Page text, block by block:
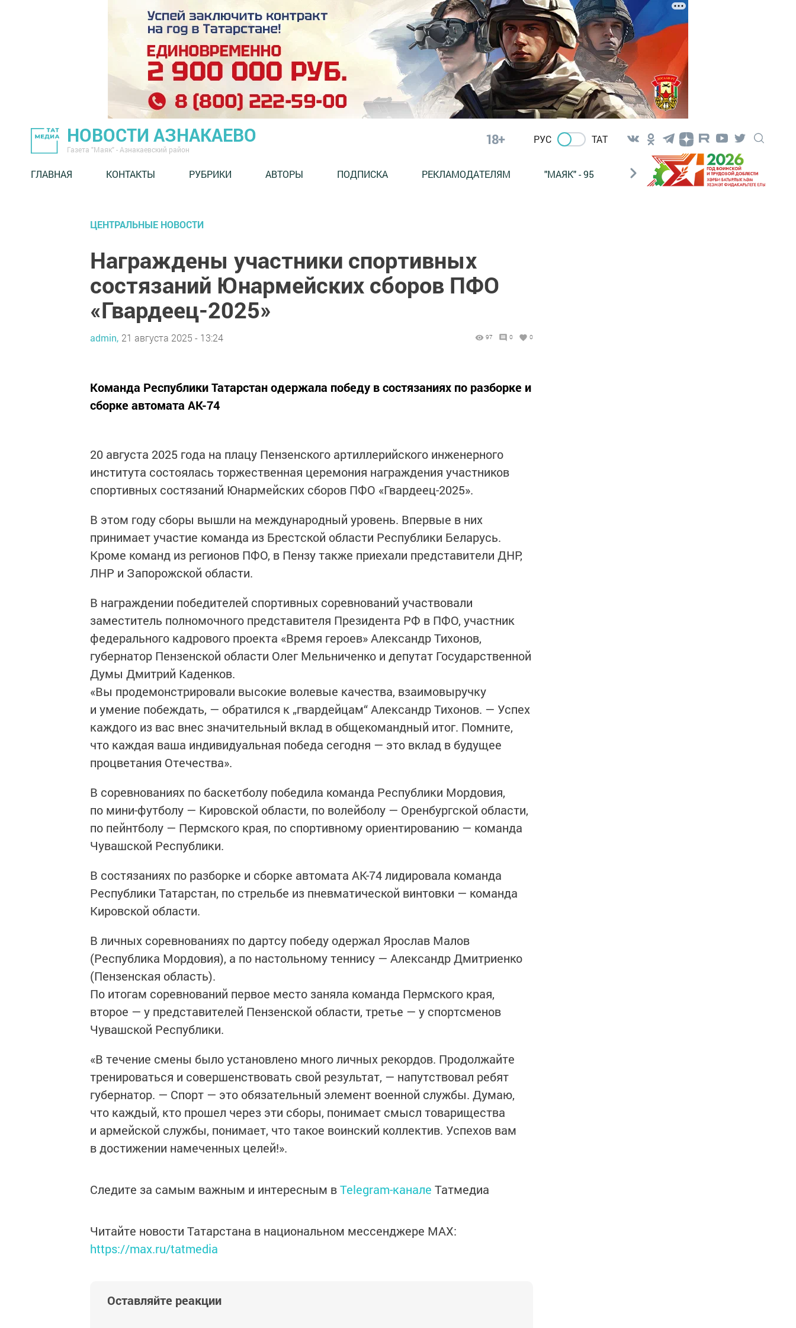
НОВОСТИ АЗНАКАЕВО
Газета "Маяк" - Азнакаевский район
18+ РУС ТАТ
ГЛАВНАЯ КОНТАКТЫ РУБРИКИ АВТОРЫ ПОДПИСКА РЕКЛАМОДАТЕЛЯМ "МАЯК" - 95 "ГУЛЬСТАН" НАШ ПОЧТАЛЬОН
ЦЕНТРАЛЬНЫЕ НОВОСТИ
Награждены участники спортивных
состязаний Юнармейских сборов ПФО
«Гвардеец-2025»
admin, 21 августа 2025 - 13:24 97 0 0
Команда Республики Татарстан одержала победу в состязаниях по разборке и
сборке автомата АК-74
20 августа 2025 года на плацу Пензенского артиллерийского инженерного
института состоялась торжественная церемония награждения участников
спортивных состязаний Юнармейских сборов ПФО «Гвардеец-2025».
В этом году сборы вышли на международный уровень. Впервые в них
принимает участие команда из Брестской области Республики Беларусь.
Кроме команд из регионов ПФО, в Пензу также приехали представители ДНР,
ЛНР и Запорожской области.
В награждении победителей спортивных соревнований участвовали
заместитель полномочного представителя Президента РФ в ПФО, участник
федерального кадрового проекта «Время героев» Александр Тихонов,
губернатор Пензенской области Олег Мельниченко и депутат Государственной
Думы Дмитрий Каденков.
«Вы продемонстрировали высокие волевые качества, взаимовыручку
и умение побеждать, — обратился к „гвардейцам“ Александр Тихонов. — Успех
каждого из вас внес значительный вклад в общекомандный итог. Помните,
что каждая ваша индивидуальная победа сегодня — это вклад в будущее
процветания Отечества».
В соревнованиях по баскетболу победила команда Республики Мордовия,
по мини-футболу — Кировской области, по волейболу — Оренбургской области,
по пейнтболу — Пермского края, по спортивному ориентированию — команда
Чувашской Республики.
В состязаниях по разборке и сборке автомата АК-74 лидировала команда
Республики Татарстан, по стрельбе из пневматической винтовки — команда
Кировской области.
В личных соревнованиях по дартсу победу одержал Ярослав Малов
(Республика Мордовия), а по настольному теннису — Александр Дмитриенко
(Пензенская область).
По итогам соревнований первое место заняла команда Пермского края,
второе — у представителей Пензенской области, третье — у спортсменов
Чувашской Республики.
«В течение смены было установлено много личных рекордов. Продолжайте
тренироваться и совершенствовать свой результат, — напутствовал ребят
губернатор. — Спорт — это обязательный элемент военной службы. Думаю,
что каждый, кто прошел через эти сборы, понимает смысл товарищества
и армейской службы, понимает, что такое воинский коллектив. Успехов вам
в достижении намеченных целей!».
Следите за самым важным и интересным вTelegram-канале Татмедиа
Читайте новости Татарстана в национальном мессенджере MАХ:
https://max.ru/tatmedia
Оставляйте реакции